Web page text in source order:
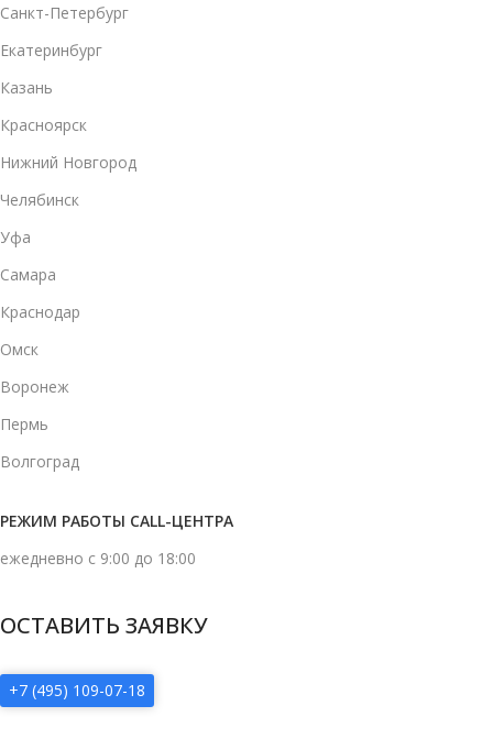
Санкт-Петербург
Екатеринбург
Казань
Красноярск
Нижний Новгород
Челябинск
Уфа
Самара
Краснодар
Омск
Воронеж
Пермь
Волгоград
РЕЖИМ РАБОТЫ CALL-ЦЕНТРА
ежедневно с 9:00 до 18:00
ОСТАВИТЬ ЗАЯВКУ
+7 (495) 109-07-18